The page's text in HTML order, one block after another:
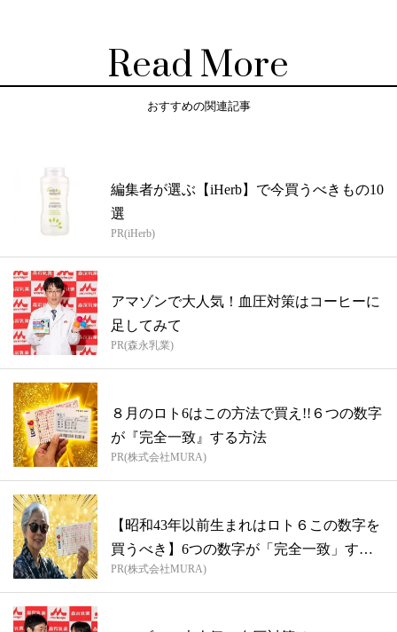
Read More
おすすめの関連記事
編集者が選ぶ【iHerb】で今買うべきもの10
選
PR(iHerb)
アマゾンで大人気！血圧対策はコーヒーに
足してみて
PR(森永乳業)
８月のロト6はこの方法で買え!!６つの数字
が『完全一致』する方法
PR(株式会社MURA)
【昭和43年以前生まれはロト６この数字を
買うべき】6つの数字が「完全一致」する
方...
PR(株式会社MURA)